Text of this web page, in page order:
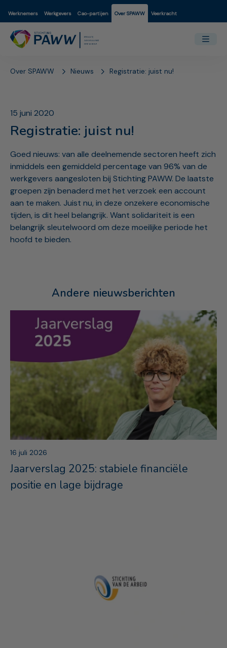
Werknemers Werkgevers Cao-partijen Over SPAWW Veerkracht
Over SPAWW Nieuws Registratie: juist nu!
15 juni 2020
Registratie: juist nu!
Goed nieuws: van alle deelnemende sectoren heeft zich
inmiddels een gemiddeld percentage van 96% van de
werkgevers aangesloten bij Stichting PAWW. De laatste
groepen zijn benaderd met het verzoek een account
aan te maken. Juist nu, in deze onzekere economische
tijden, is dit heel belangrijk. Want solidariteit is een
belangrijk sleutelwoord om deze moeilijke periode het
hoofd te bieden.
Andere nieuwsberichten
16 juli 2026
Jaarverslag 2025: stabiele financiële
positie en lage bijdrage